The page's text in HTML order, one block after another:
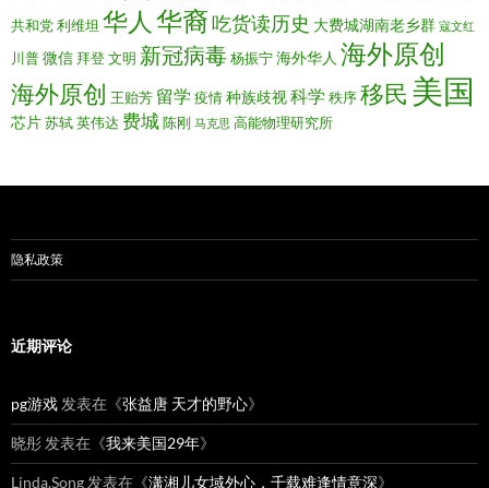
共和党利维坦 华人 华裔吃货读历史 大费城湖南老乡群 寇文红
川普微信 拜登文明 新冠病毒杨振宁海外华人 海外原创
海外原创 王贻芳 留学 疫情种族歧视科学 秩序移民 美国
芯片苏轼英伟达 费城陈刚 马克思 高能物理研究所
隐私政策
近期评论
pg游戏 发表在《张益唐 天才的野心》
晓彤 发表在《我来美国29年》
Linda.Song 发表在《潇湘儿女域外心，千载难逢情意深》